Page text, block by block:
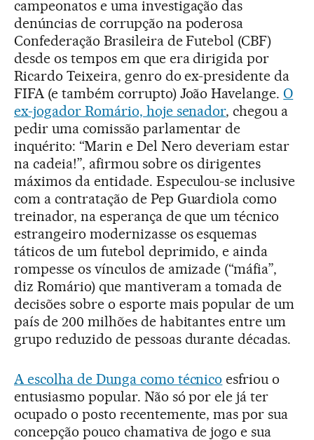
campeonatos e uma investigação das
denúncias de corrupção na poderosa
Confederação Brasileira de Futebol (CBF)
desde os tempos em que era dirigida por
Ricardo Teixeira, genro do ex-presidente da
FIFA (e também corrupto) João Havelange. O
ex-jogador Romário, hoje senador, chegou a
pedir uma comissão parlamentar de
inquérito: “Marin e Del Nero deveriam estar
na cadeia!”, afirmou sobre os dirigentes
máximos da entidade. Especulou-se inclusive
com a contratação de Pep Guardiola como
treinador, na esperança de que um técnico
estrangeiro modernizasse os esquemas
táticos de um futebol deprimido, e ainda
rompesse os vínculos de amizade (“máfia”,
diz Romário) que mantiveram a tomada de
decisões sobre o esporte mais popular de um
país de 200 milhões de habitantes entre um
grupo reduzido de pessoas durante décadas.
A escolha de Dunga como técnico esfriou o
entusiasmo popular. Não só por ele já ter
ocupado o posto recentemente, mas por sua
concepção pouco chamativa de jogo e sua